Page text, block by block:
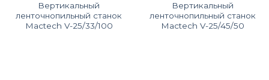
Вертикальный
ленточнопильный станок
Mactech V-25/33/100
Вертикальный
ленточнопильный станок
Mactech V-25/45/50